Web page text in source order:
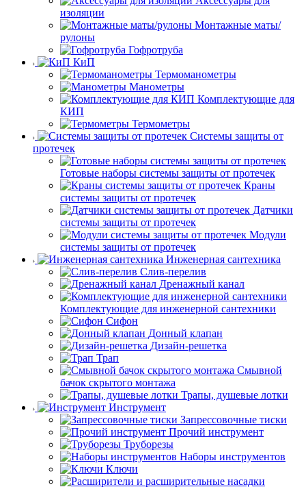
изоляции
Монтажные маты/
рулоны
Гофротруба
КиП
Термоманометры
Манометры
Комплектующие для
КИП
Термометры
Системы защиты от
протечек
Готовые наборы системы защиты от протечек
Краны
системы защиты от протечек
Датчики
системы защиты от протечек
Модули
системы защиты от протечек
Инженерная сантехника
Слив-перелив
Дренажный канал
Комплектующие для инженерной сантехники
Сифон
Донный клапан
Дизайн-решетка
Трап
Смывной
бачок скрытого монтажа
Трапы, душевые лотки
Инструмент
Запрессовочные тиски
Прочий инструмент
Труборезы
Наборы инструментов
Ключи